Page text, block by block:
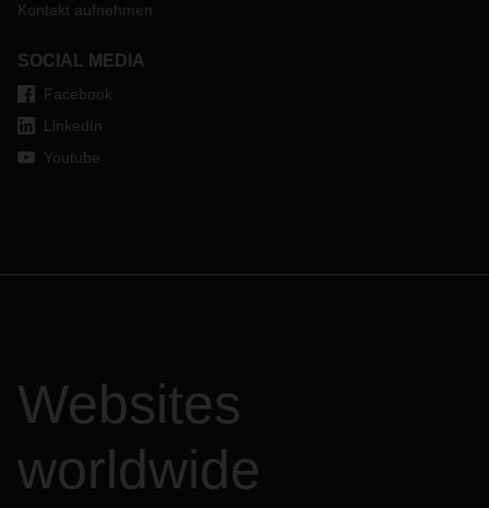
Kontakt aufnehmen
SOCIAL MEDIA
Facebook
LinkedIn
Youtube
Websites
worldwide